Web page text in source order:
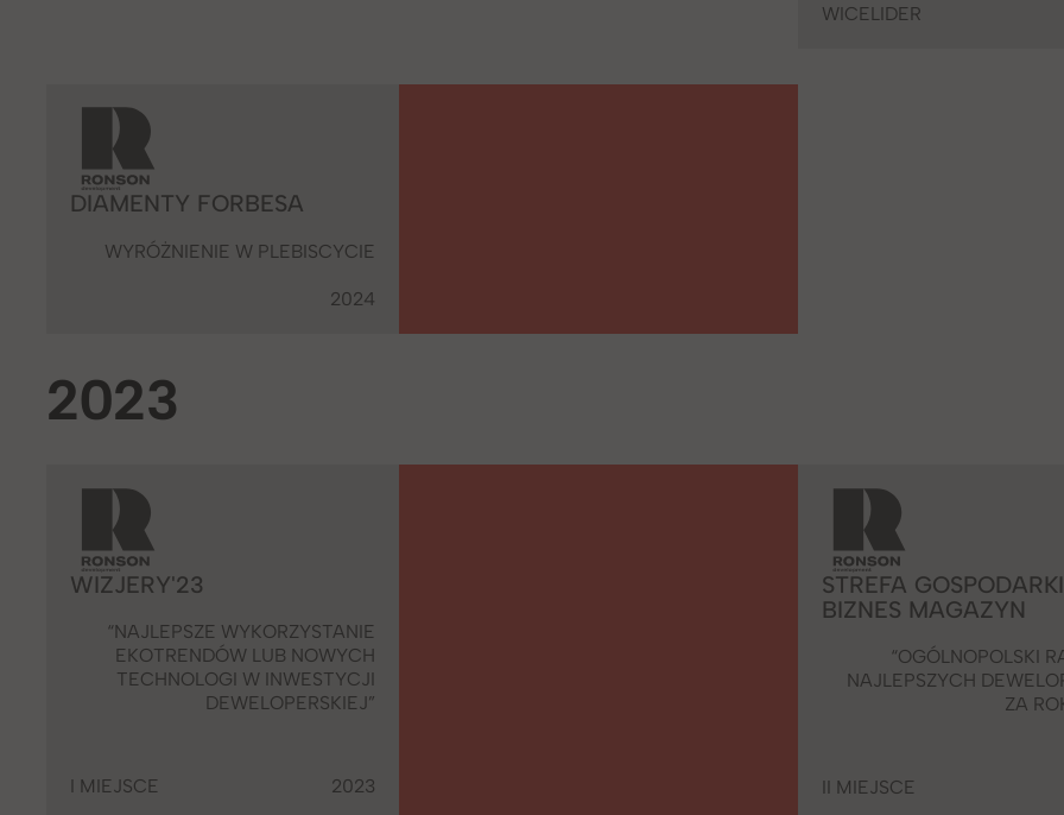
WICELIDER
DIAMENTY FORBESA
WYRÓŻNIENIE W PLEBISCYCIE
2024
2023
WIZJERY'23
“NAJLEPSZE WYKORZYSTANIE
EKOTRENDÓW LUB NOWYCH
TECHNOLOGI W INWESTYCJI
DEWELOPERSKIEJ”
I MIEJSCE 2023
STREFA GOSPODARKI
BIZNES MAGAZYN
“OGÓLNOPOLSKI
NAJLEPSZYCH
ZA
II MIEJSCE